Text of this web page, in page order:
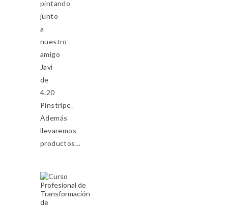
pintando
junto
a
nuestro
amigo
Javi
de
4.20
Pinstripe.
Además
llevaremos
productos…